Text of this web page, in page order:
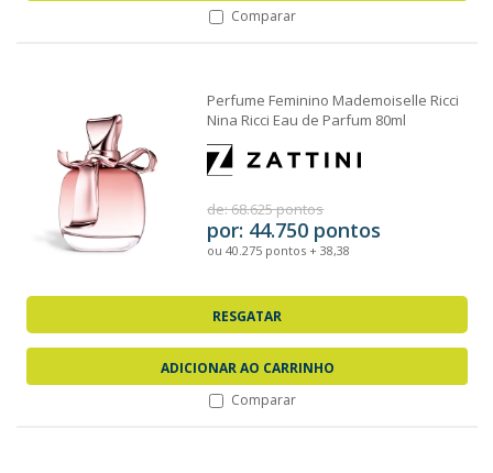
Comparar
Perfume Feminino Mademoiselle Ricci
Nina Ricci Eau de Parfum 80ml
de: 68.625 pontos
por: 44.750 pontos
ou 40.275 pontos + 38,38
RESGATAR
ADICIONAR AO CARRINHO
Comparar